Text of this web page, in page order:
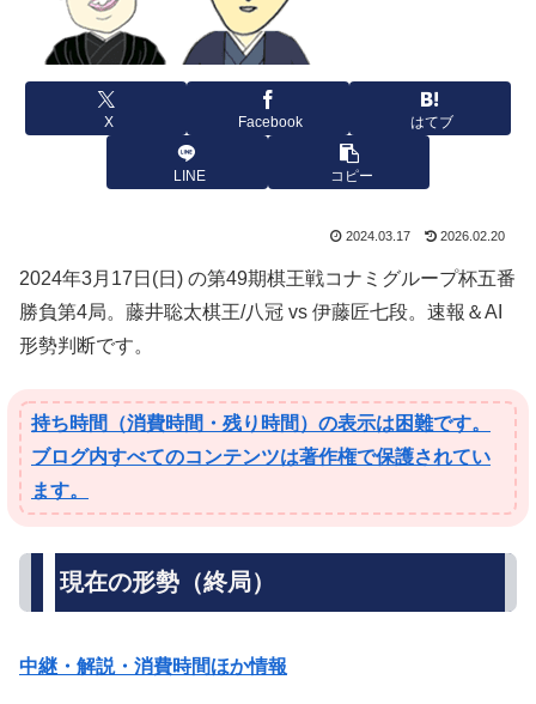
X Facebook はてブ
LINE コピー
2024.03.17 2026.02.20
2024年3月17日(日) の第49期棋王戦コナミグループ杯五番
勝負第4局。藤井聡太棋王/八冠 vs 伊藤匠七段。速報＆AI
形勢判断です。
持ち時間（消費時間・残り時間）の表示は困難です。
ブログ内すべてのコンテンツは著作権で保護されてい
ます。
現在の形勢（終局）
中継・解説・消費時間ほか情報